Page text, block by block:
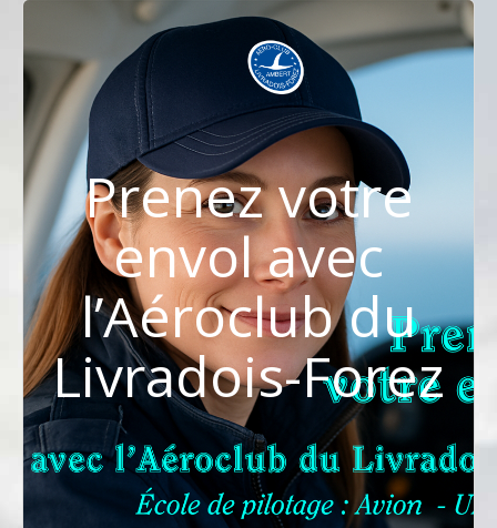
Prenez votre
envol avec
l’Aéroclub du
Livradois-Forez